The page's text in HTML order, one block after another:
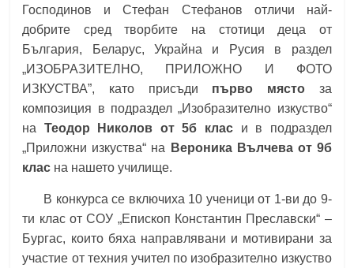
Господинов и Стефан Стефанов отличи най-
добрите сред творбите на стотици деца от
България, Беларус, Украйна и Русия в раздел
„ИЗОБРАЗИТЕЛНО, ПРИЛОЖНО И ФОТО
ИЗКУСТВА”, като присъди първо мястоза
композиция в подраздел „Изобразително изкуство“
на Теодор Николов от 5б клас и в подраздел
„Приложни изкуства“ на Вероника Вълчева от 9б
клас на нашето училище.
В конкурса се включиха 10 ученици от 1-ви до 9-
ти клас от СОУ „Епископ Константин Преславски“ –
Бургас, които бяха направлявани и мотивирани за
участие от техния учител по изобразително изкуство